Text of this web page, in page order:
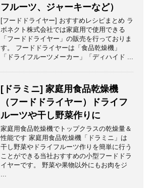
フルーツ、ジャーキーなど）
[フードドライヤー] おすすめレシピまとめ ラ
ボネクト株式会社では家庭用で使用できる
「フードドライヤー」の販売を行っておりま
す。 フードドライヤーは「食品乾燥機」
「ドライフルーツメーカー」「ディハイド ...
[ドラミニ] 家庭用食品乾燥機
（フードドライヤー）ドライフ
ルーツや干し野菜作りに
家庭用食品乾燥機でトップクラスの乾燥量＆
性能です 家庭用食品乾燥機「ドラミニ」は
干し野菜やドライフルーツ作りを簡単に行う
ことができる当社おすすめの小型フードドラ
イヤーです。 野菜や果物以外にもお肉をジ
...